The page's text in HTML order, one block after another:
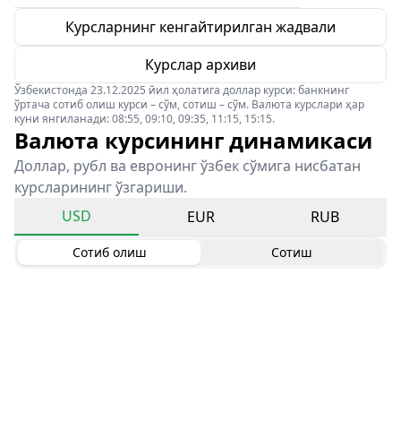
Курсларнинг кенгайтирилган жадвали
Курслар архиви
Ўзбекистонда 23.12.2025 йил ҳолатига доллар курси: банкнинг
ўртача сотиб олиш курси – сўм, сотиш – сўм. Валюта курслари ҳар
куни янгиланади: 08:55, 09:10, 09:35, 11:15, 15:15.
Валюта курсининг динамикаси
Доллар, рубл ва евронинг ўзбек сўмига нисбатан
курсларининг ўзгариши.
USD
EUR RUB
Сотиб олиш Сотиш